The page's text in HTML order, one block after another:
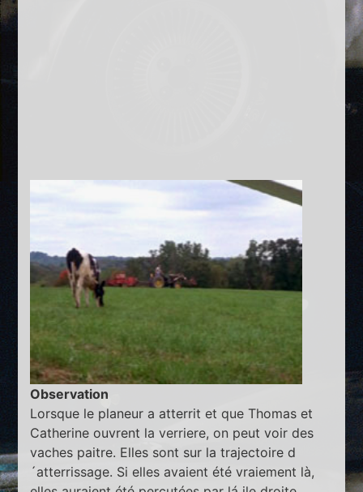
Observation
Lorsque le planeur a atterrit et que Thomas et
Catherine ouvrent la verriere, on peut voir des
vaches paitre. Elles sont sur la trajectoire d
´atterrissage. Si elles avaient été vraiement là,